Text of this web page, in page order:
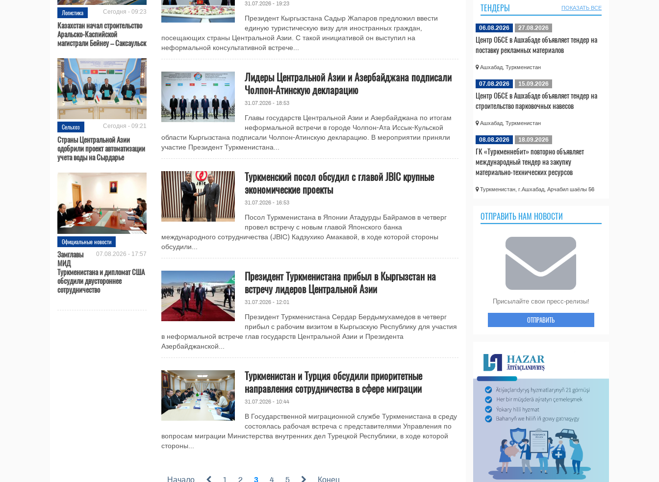
Логистика Сегодня - 09:23
Казахстан начал строительство
Аральско-Каспийской
магистрали Бейнеу – Саксаульск
Сельхоз Сегодня - 09:21
Страны Центральной Азии
одобрили проект автоматизации
учета воды на Сырдарье
Официальные новости
07.08.2026 - 17:57
Замглавы
МИД
Туркменистана и дипломат США
обсудили двустороннее
сотрудничество
31.07.2026 - 19:23
Президент Кыргызстана Садыр Жапаров предложил ввести
единую туристическую визу для иностранных граждан,
посещающих страны Центральной Азии. С такой инициативой он выступил на
неформальной консультативной встрече...
Лидеры Центральной Азии и Азербайджана подписали
Чолпон-Атинскую декларацию
31.07.2026 - 18:53
Главы государств Центральной Азии и Азербайджана по итогам
неформальной встречи в городе Чолпон-Ата Иссык-Кульской
области Кыргызстана подписали Чолпон-Атинскую декларацию. В мероприятии приняли
участие Президент Туркменистана...
Туркменский посол обсудил с главой JBIC крупные
экономические проекты
31.07.2026 - 16:53
Посол Туркменистана в Японии Атадурды Байрамов в четверг
провел встречу с новым главой Японского банка
международного сотрудничества (JBIC) Кадзухико Амакавой, в ходе которой стороны
обсудили...
Президент Туркменистана прибыл в Кыргызстан на
встречу лидеров Центральной Азии
31.07.2026 - 12:01
Президент Туркменистана Сердар Бердымухамедов в четверг
прибыл с рабочим визитом в Кыргызскую Республику для участия
в неформальной встрече глав государств Центральной Азии и Президента
Азербайджанской...
Туркменистан и Турция обсудили приоритетные
направления сотрудничества в сфере миграции
31.07.2026 - 10:44
В Государственной миграционной службе Туркменистана в среду
состоялась рабочая встреча с представителями Управления по
вопросам миграции Министерства внутренних дел Турецкой Республики, в ходе которой
стороны...
Начало 1 2 3 4 5 Конец
ТЕНДЕРЫ ПОКАЗАТЬ ВСЕ
06.08.2026 27.08.2026
Центр ОБСЕ в Ашхабаде объявляет тендер на
поставку рекламных материалов
Ашхабад, Туркменистан
07.08.2026 15.09.2026
Центр ОБСЕ в Ашхабаде объявляет тендер на
строительство парковочных навесов
Ашхабад, Туркменистан
08.08.2026 18.09.2026
ГК «Туркменнебит» повторно объявляет
международный тендер на закупку
материально-технических ресурсов
Туркменистан, г.Ашхабад, Арчабил шаёлы 56
ОТПРАВИТЬ НАМ НОВОСТИ
Присылайте свои пресс-релизы!
ОТПРАВИТЬ